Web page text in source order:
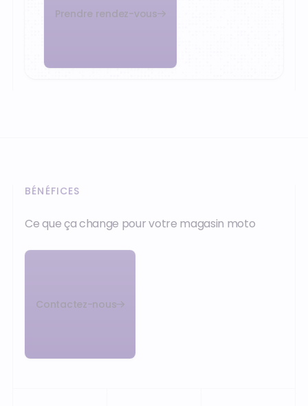
Prendre rendez-vous
BÉNÉFICES
Ce que ça change pour votre magasin moto
Contactez-nous